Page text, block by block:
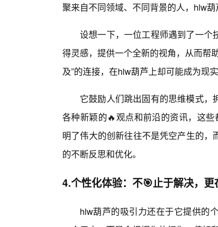
聚来自不同领域、不同背景的人，hlw
设想一下，一位工程师遇到了一个
得灵感，提供一个全新的视角，从而帮
及”的连接，在hlw葫芦上却可能成为现
它鼓励人们跳出固有的思维模式
各种新颖的🔥观点和前沿的资讯，这
明了伟大的创新往往不是凭空产生的
的不断反思和优化。
4.个性化体验：不🎯止于解决，更
hlw葫芦的吸引力还在于它提供的